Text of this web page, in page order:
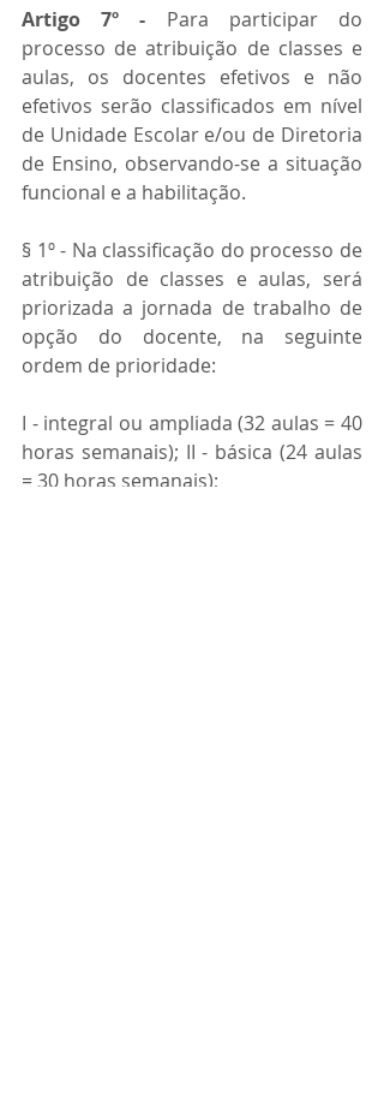
Artigo 7º - Para participar do
processo de atribuição de classes e
aulas, os docentes efetivos e não
efetivos serão classificados em nível
de Unidade Escolar e/ou de Diretoria
de Ensino, observando-se a situação
funcional e a habilitação.
§ 1º - Na classificação do processo de
atribuição de classes e aulas, será
priorizada a jornada de trabalho de
opção do docente, na seguinte
ordem de prioridade:
I - integral ou ampliada (32 aulas = 40
horas semanais); II - básica (24 aulas
= 30 horas semanais);